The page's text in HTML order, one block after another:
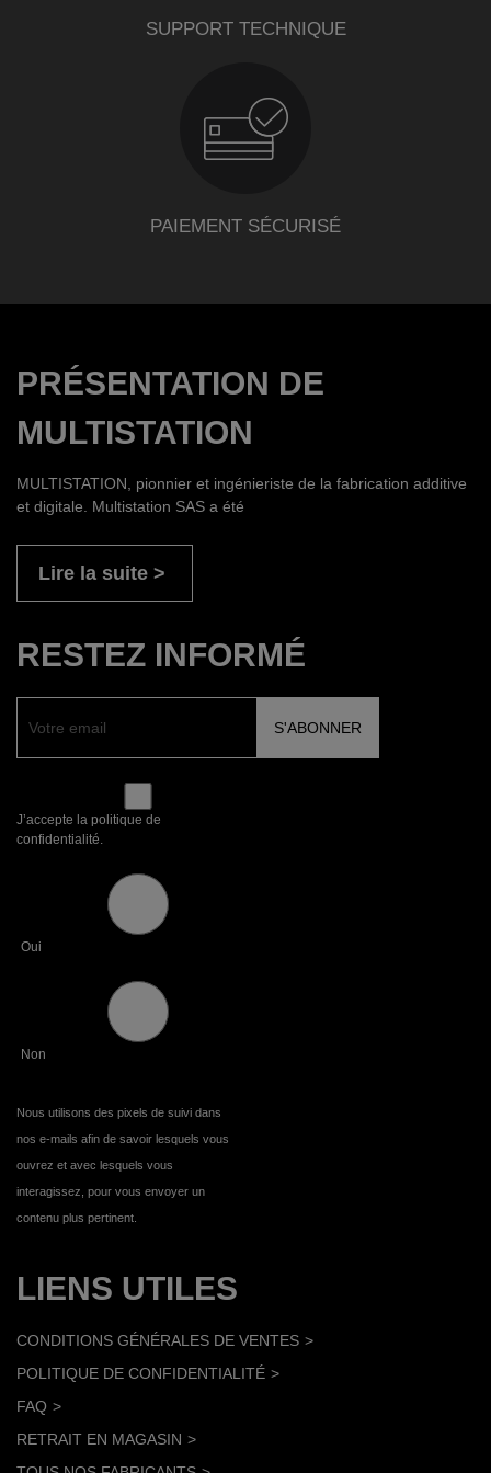
SUPPORT TECHNIQUE
PAIEMENT SÉCURISÉ
PRÉSENTATION DE
MULTISTATION
MULTISTATION, pionnier et ingénieriste de la fabrication additive
et digitale. Multistation SAS a été
Lire la suite
RESTEZ INFORMÉ
J’accepte la politique de
confidentialité.
Oui
Non
Nous utilisons des pixels de suivi dans
nos e-mails afin de savoir lesquels vous
ouvrez et avec lesquels vous
interagissez, pour vous envoyer un
contenu plus pertinent.
LIENS UTILES
CONDITIONS GÉNÉRALES DE VENTES
POLITIQUE DE CONFIDENTIALITÉ
FAQ
RETRAIT EN MAGASIN